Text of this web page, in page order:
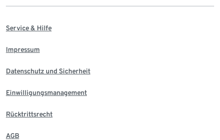
Service & Hilfe
Impressum
Datenschutz und Sicherheit
Einwilligungsmanagement
Rücktrittsrecht
AGB